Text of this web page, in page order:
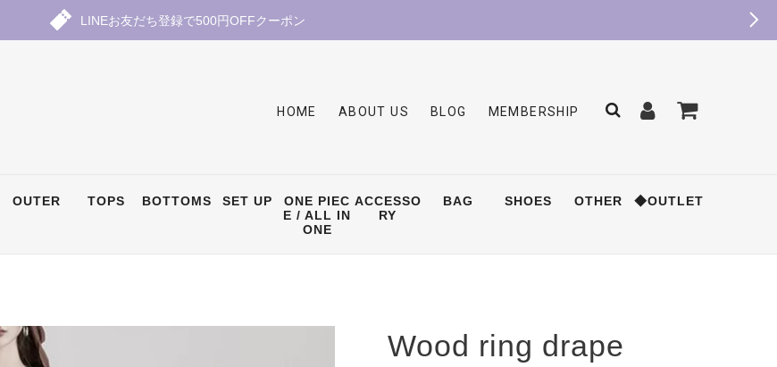
LINEお友だち登録で500円OFFクーポン
HOME ABOUT US BLOG MEMBERSHIP
OUTER TOPS BOTTOMS SET UP
ONE PIEC
E / ALL IN
ONE
ACCESSO
RY
BAG SHOES OTHER ◆OUTLET
Wood ring drape